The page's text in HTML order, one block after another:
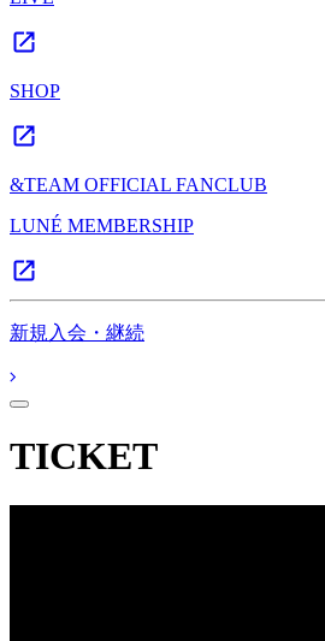
SHOP
&TEAM OFFICIAL FANCLUB
LUNÉ MEMBERSHIP
新規入会・継続
TICKET